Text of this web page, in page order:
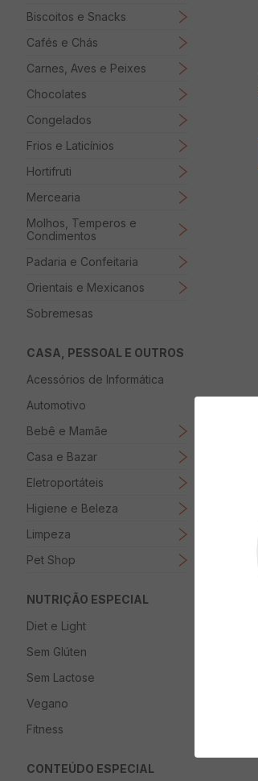
Biscoitos e Snacks
Cafés e Chás
Carnes, Aves e Peixes
Chocolates
Congelados
Frios e Laticínios
Hortifruti
Mercearia
Molhos, Temperos e
Condimentos
Padaria e Confeitaria
Orientais e Mexicanos
Sobremesas
CASA, PESSOAL E OUTROS
Acessórios de Informática
Automotivo
Bebê e Mamãe
Casa e Bazar
Eletroportáteis
Higiene e Beleza
Limpeza
Pet Shop
NUTRIÇÃO ESPECIAL
Diet e Light
Sem Glúten
Sem Lactose
Vegano
Fitness
CONTEÚDO ESPECIAL